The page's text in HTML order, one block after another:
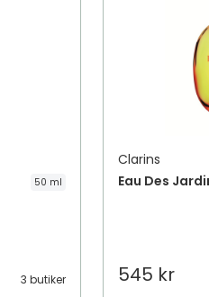
50 ml
3 butiker
Clarins
Eau Des
545 kr